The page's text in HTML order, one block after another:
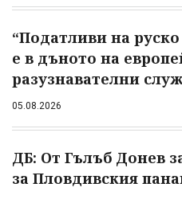
“Податливи на
е в дъното на
разузнавателни
05.08.2026
ДБ: От Гълъб Донев
за Пловдивския